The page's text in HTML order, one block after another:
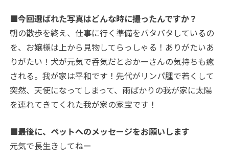
■今回選ばれた写真はどんな時に撮ったんですか？
朝の散歩を終え、仕事に行く準備をバタバタしているの
を、お嬢様は上から見物してらっしゃる！ありがたいあ
りがたい！犬が元気で呑気だとおかーさんの気持ちも癒
される。我が家は平和です！先代がリンパ腫で若くして
突然、天使になってしまって、雨ばかりの我が家に太陽
を連れてきてくれた我が家の家宝です！
■最後に、ペットへのメッセージをお願いします
元気で長生きしてねー